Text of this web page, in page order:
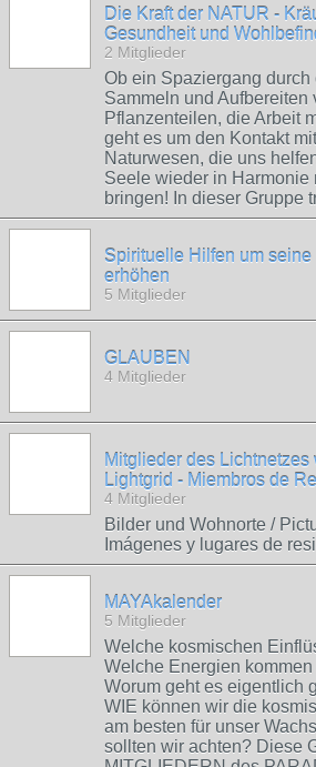
Die Kraft der NATUR -
Gesundheit und
2 Mitglieder
Ob ein Spaziergang durch
Sammeln und Aufbereiten
Pflanzenteilen, die Arbeit
geht es um den Kontakt
Naturwesen, die uns
Seele wieder in Harmonie
bringen! In dieser Gruppe
Spirituelle Hilfen um
erhöhen
5 Mitglieder
GLAUBEN
4 Mitglieder
Mitglieder des Lichtnetzes
Lightgrid - Miembros de
4 Mitglieder
Bilder und Wohnorte /
Imágenes y lugares de
MAYAkalender
5 Mitglieder
Welche kosmischen
Welche Energien
Worum geht es eigentlich
WIE können wir die
am besten für unser
sollten wir achten? Diese